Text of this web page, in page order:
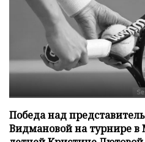
Победа над
Видмановой на турнире в